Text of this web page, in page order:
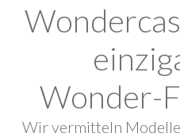
Wonder-
Wir vermitteln